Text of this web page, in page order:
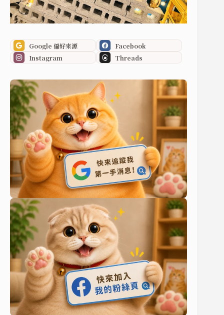
Google 偏好來源
Facebook
Instagram
Threads